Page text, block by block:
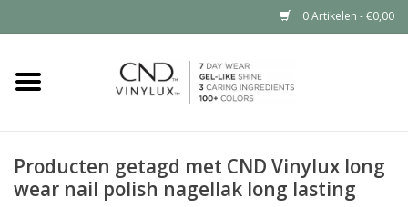
0 Artikelen - €0,00
Home
Nailart voor jou
Producten getagd met CND Vinylux long
wear nail polish nagellak long lasting